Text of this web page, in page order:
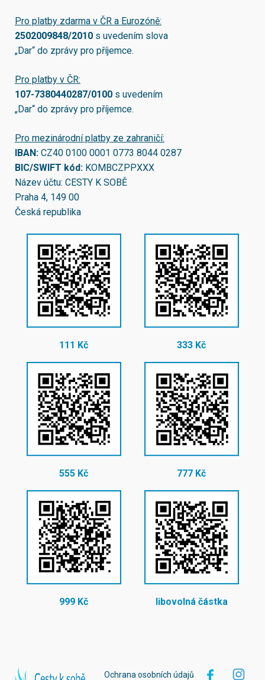
Pro platby zdarma v ČR a Eurozóně:
2502009848/2010 s uvedením slova
„Dar“ do zprávy pro příjemce.
Pro platby v ČR:
107-7380440287/0100 s uvedením
„Dar“ do zprávy pro příjemce.
Pro mezinárodní platby ze zahraničí:
IBAN: CZ40 0100 0001 0773 8044 0287
BIC/SWIFT kód: KOMBCZPPXXX
Název účtu: CESTY K SOBĚ
Praha 4, 149 00
Česká republika
111 Kč 333 Kč
555 Kč 777 Kč
999 Kč libovolná částka
Ochrana osobních údajů